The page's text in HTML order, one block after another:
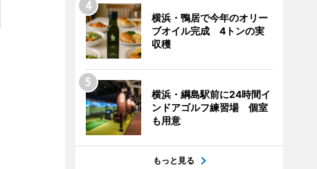
横浜・鴨居で今年のオリー
ブオイル完成 4トンの実
収穫
横浜・綱島駅前に24時間イ
ンドアゴルフ練習場 個室
も用意
もっと見る